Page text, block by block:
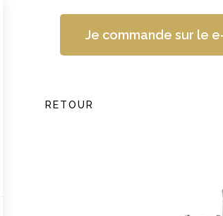
Je commande sur le
RETOUR